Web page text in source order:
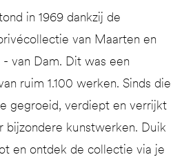
in 1969 dankzij de
van Maarten en
- van Dam. Dit was een
ruim 1.100 werken. Sinds die
gegroeid, verdiept en verrijkt
bijzondere kunstwerken. Duik
en ontdek de collectie via je